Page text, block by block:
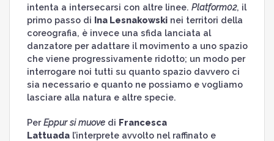
intenta a intersecarsi con altre linee. Platform02, il
primo passo di Ina Lesnakowskinei territori della
coreografia, è invece una sfida lanciata al
danzatore per adattare il movimento a uno spazio
che viene progressivamente ridotto; un modo per
interrogare noi tutti su quanto spazio davvero ci
sia necessario e quanto ne possiamo e vogliamo
lasciare alla natura e altre specie.
PerEppur si muovedi Francesca
Lattuadal’interprete avvolto nel raffinato e